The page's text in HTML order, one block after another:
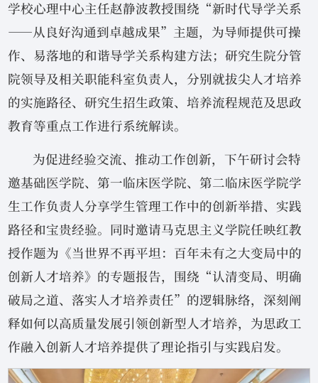
学校心理中心主任赵静波教授围绕“新时代导学关系
——从良好沟通到卓越成果”主题，为导师提供可操
作、易落地的和谐导学关系构建方法；研究生院分管
院领导及相关职能科室负责人，分别就拔尖人才培养
的实施路径、研究生招生政策、培养流程规范及思政
教育等重点工作进行系统解读。
为促进经验交流、推动工作创新，下午研讨会特
邀基础医学院、第一临床医学院、第二临床医学院学
生工作负责人分享学生管理工作中的创新举措、实践
路径和宝贵经验。同时邀请马克思主义学院任映红教
授作题为《当世界不再平坦：百年未有之大变局中的
创新人才培养》的专题报告，围绕“认清变局、明确
破局之道、落实人才培养责任”的逻辑脉络，深刻阐
释如何以高质量发展引领创新型人才培养，为思政工
作融入创新人才培养提供了理论指引与实践启发。